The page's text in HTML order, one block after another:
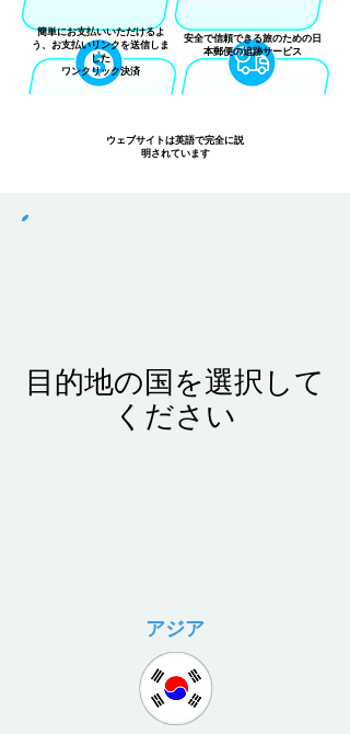
簡単にお支払いいただけるよ
う、お支払いリンクを送信しま
した
ワンクリック決済
安全で信頼できる旅のための日
本郵便の追跡サービス
ウェブサイトは英語で完全に説
明されています
目的地の国を選択して
ください
アジア